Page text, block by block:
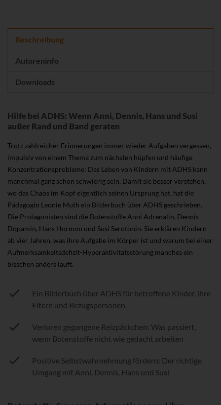
Beschreibung
Autoreninfo
Downloads
Hilfe bei ADHS: Wenn Anni, Dennis, Hans und Susi
außer Rand und Band geraten
Trotz zahlreicher Erinnerungen immer wieder Aufgaben vergessen,
impulsiv von einem Thema zum nächsten hüpfen und häufige
Konzentrationsprobleme: Das Leben von Kindern mit ADHS kann
manchmal ganz schön schwierig sein. Damit sie besser verstehen,
wo das Chaos im Kopf eigentlich seinen Ursprung hat, hat die
Pädagogin Leonie Muth ein Bilderbuch über ADHS geschrieben.
Die Protagonisten sind die Botenstoffe Anni Adrenalin, Dennis
Dopamin, Hans Hormon und Susi Serotonin. Sie erklären Kindern
ab vier Jahren, was ihre Aufgabe im Körper ist und warum bei einer
Aufmerksamkeitsdefizit-Hyperaktivitätsstörung manches ein
bisschen anders läuft.
Ein Bilderbuch über ADHS für betroffene Kinder, ihre
Eltern und Bezugspersonen
Verloren gegangene Reizpäckchen: Was passiert,
wenn Botenstoffe nicht wie gedacht arbeiten
Positive Selbstwahrnehmung fördern: Der richtige
Umgang mit Anni, Dennis, Hans und Susi